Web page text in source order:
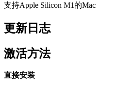
支持Apple Silicon M1的Mac
更新日志
激活方法
直接安装